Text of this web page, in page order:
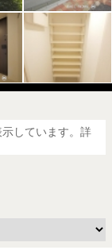
しています。詳